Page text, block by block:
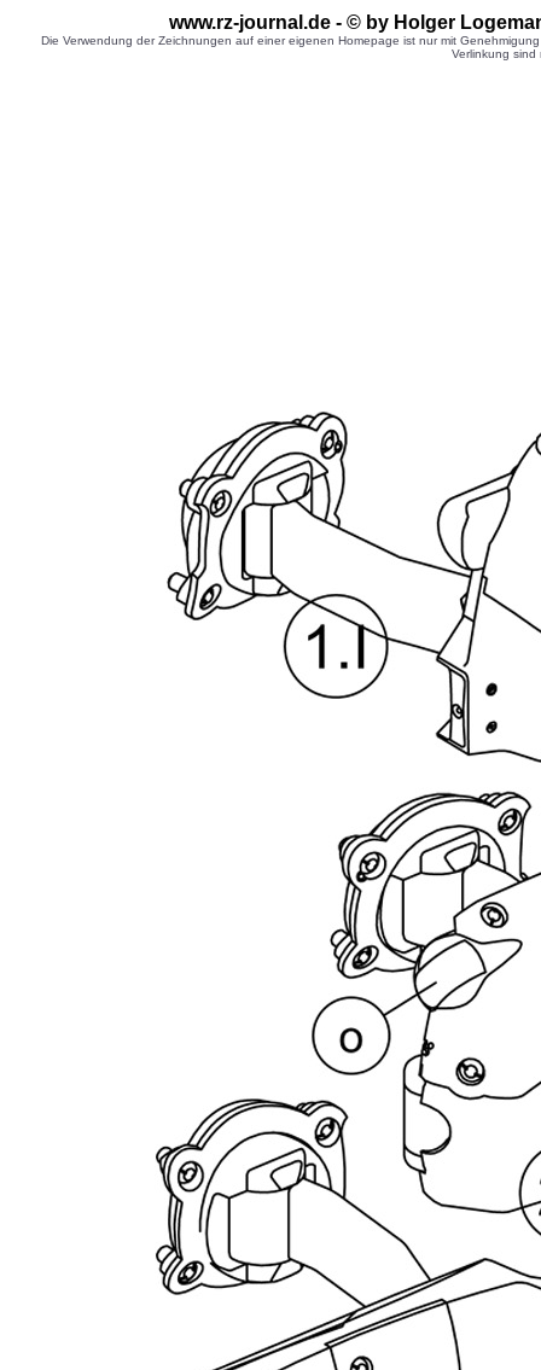
www.rz-journal.de - © by Holger
Die Verwendung der Zeichnungen auf einer eigenen Homepage ist nur mit
Verlinkung sind